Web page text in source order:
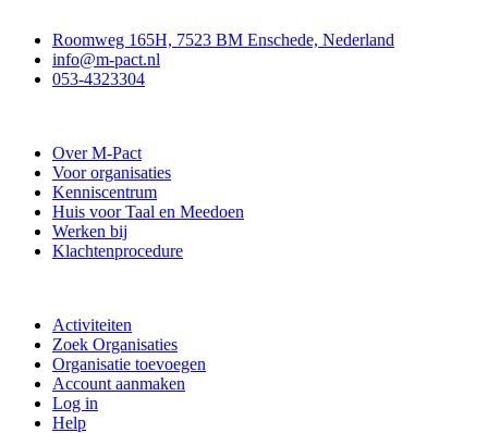
Roomweg 165H, 7523 BM Enschede, Nederland
info@m-pact.nl
053-4323304
Over M-Pact
Voor organisaties
Kenniscentrum
Huis voor Taal en Meedoen
Werken bij
Klachtenprocedure
Activiteiten
Zoek Organisaties
Organisatie toevoegen
Account aanmaken
Log in
Help